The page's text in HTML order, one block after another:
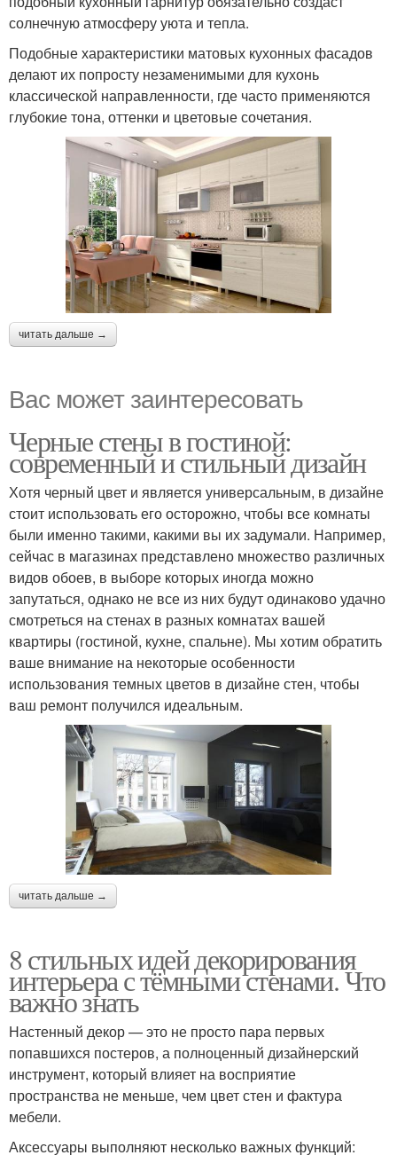
солнечную атмосферу уюта и тепла.
Подобные характеристики матовых кухонных фасадов
делают их попросту незаменимыми для кухонь
классической направленности, где часто применяются
глубокие тона, оттенки и цветовые сочетания.
читать дальше →
Вас может заинтересовать
Черные стены в гостиной:
современный и стильный дизайн
Хотя черный цвет и является универсальным, в дизайне
стоит использовать его осторожно, чтобы все комнаты
были именно такими, какими вы их задумали. Например,
сейчас в магазинах представлено множество различных
видов обоев, в выборе которых иногда можно
запутаться, однако не все из них будут одинаково удачно
смотреться на стенах в разных комнатах вашей
квартиры (гостиной, кухне, спальне). Мы хотим обратить
ваше внимание на некоторые особенности
использования темных цветов в дизайне стен, чтобы
ваш ремонт получился идеальным.
читать дальше →
8 стильных идей декорирования
интерьера с тёмными стенами. Что
важно знать
Настенный декор — это не просто пара первых
попавшихся постеров, а полноценный дизайнерский
инструмент, который влияет на восприятие
пространства не меньше, чем цвет стен и фактура
мебели.
Аксессуары выполняют несколько важных функций: